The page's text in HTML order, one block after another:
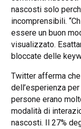
nascosti solo
incomprensibili.
essere un buon
visualizzato.
bloccate delle
Twitter afferma
dell’esperienza
persone erano
modalità di
nascosti. Il 27%